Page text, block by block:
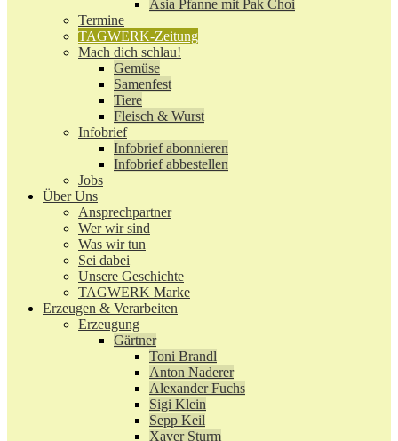
Asia Pfanne mit Pak Choi
Termine
TAGWERK-Zeitung
Mach dich schlau!
Gemüse
Samenfest
Tiere
Fleisch & Wurst
Infobrief
Infobrief abonnieren
Infobrief abbestellen
Jobs
Über Uns
Ansprechpartner
Wer wir sind
Was wir tun
Sei dabei
Unsere Geschichte
TAGWERK Marke
Erzeugen & Verarbeiten
Erzeugung
Gärtner
Toni Brandl
Anton Naderer
Alexander Fuchs
Sigi Klein
Sepp Keil
Xaver Sturm